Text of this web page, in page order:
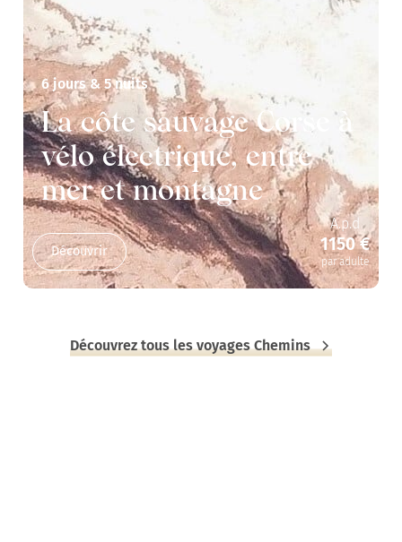
6 jours & 5 nuits
La côte sauvage Corse à
vélo électrique, entre
mer et montagne
Découvrir
A.p.d
1150 €
par adulte
Découvrez tous les voyages Chemins